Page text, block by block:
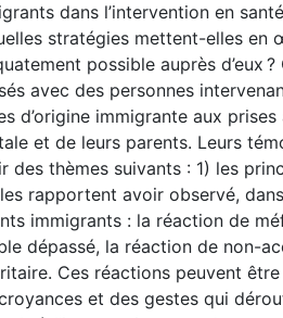
dans l’intervention en
stratégies mettent-elles en
possible auprès d’eux
avec des personnes
d’origine immigrante aux
et de leurs parents. Leurs
des thèmes suivants : 1) les
rapportent avoir observé,
immigrants : la réaction de
dépassé, la réaction de non-
Ces réactions peuvent
et des gestes qui